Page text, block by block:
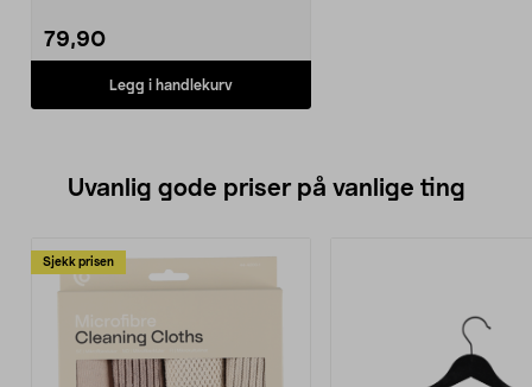
40 mm regn.
• Transparent plastbeholder med
tydelig millimeterskala.
• Stabilt stativ i forsinket metall.
79,90
Legg i handlekurv
Uvanlig gode priser på vanlige ting
Sjekk prisen